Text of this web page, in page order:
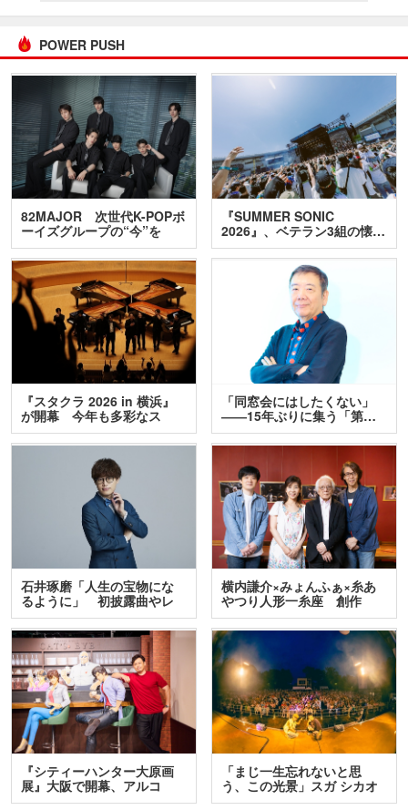
POWER PUSH
82MAJOR 次世代K-POPボ
ーイズグループの“今”を
訊…
『SUMMER SONIC
2026』、ベテラン3組の懐…
『スタクラ 2026 in 横浜』
が開幕 今年も多彩なス
テ…
「同窓会にはしたくない」
――15年ぶりに集う「第…
石井琢磨「人生の宝物にな
るように」 初披露曲やレ
ア…
横内謙介×みょんふぁ×糸あ
やつり人形一糸座 創作
人…
『シティーハンター大原画
展』大阪で開幕、アルコ
＆…
「まじ一生忘れないと思
う、この光景」スガ シカオ
と…